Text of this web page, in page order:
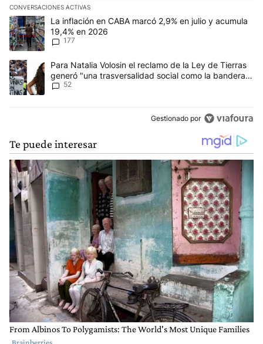
CONVERSACIONES ACTIVAS
Este listado muestra los artículos con más comentarios en los
Un artículo de tendencia con el título "La inflación en CABA
La inflación en CABA marcó 2,9% en julio y acumula
19,4% en 2026
177
Un artículo de tendencia con el título "Para Natalia Volosin el
Para Natalia Volosin el reclamo de la Ley de Tierras
generó "una trasversalidad social como la bandera
de Malvinas"
52
Gestionado por